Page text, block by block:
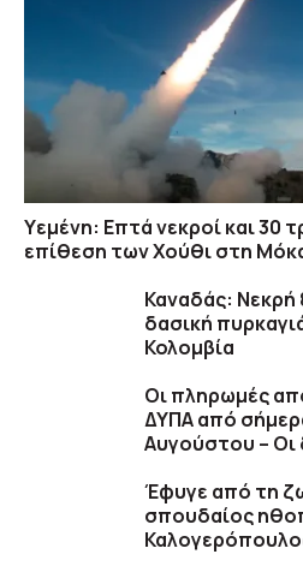
Υεμένη: Επτά νεκροί και 30
επίθεση των Χούθι στη
Καναδάς:
δασική
Κολομβία
Οι πληρωμές
ΔΥΠΑ από
Αυγούστου – Οι
Έφυγε από τη
σπουδαίος